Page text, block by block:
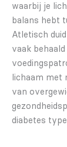
waarbij je
balans hebt
Atletisch
vaak
lichaam met
van
diabetes